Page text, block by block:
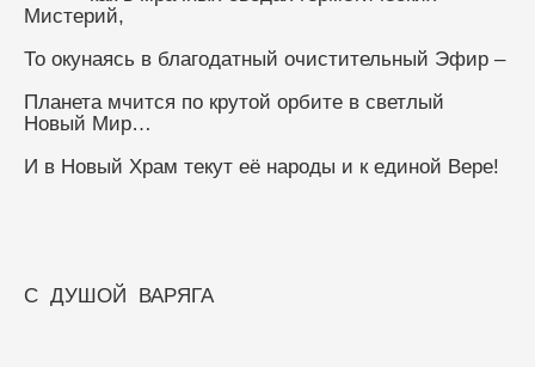
Мистерий,
То окунаясь в благодатный очистительный Эфир –
Планета мчится по крутой орбите в светлый
Новый Мир…
И в Новый Храм текут её народы и к единой Вере!
С  ДУШОЙ  ВАРЯГА